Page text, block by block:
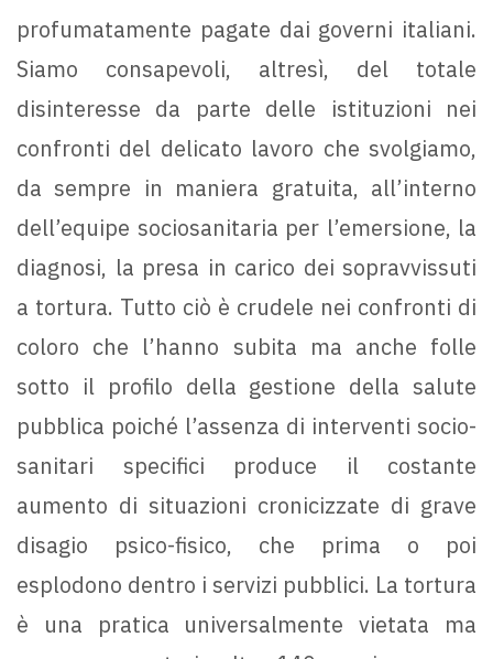
profumatamente pagate dai governi italiani.
Siamo consapevoli, altresì, del totale
disinteresse da parte delle istituzioni nei
confronti del delicato lavoro che svolgiamo,
da sempre in maniera gratuita, all’interno
dell’equipe sociosanitaria per l’emersione, la
diagnosi, la presa in carico dei sopravvissuti
a tortura. Tutto ciò è crudele nei confronti di
coloro che l’hanno subita ma anche folle
sotto il profilo della gestione della salute
pubblica poiché l’assenza di interventi socio-
sanitari specifici produce il costante
aumento di situazioni cronicizzate di grave
disagio psico-fisico, che prima o poi
esplodono dentro i servizi pubblici. La tortura
è una pratica universalmente vietata ma